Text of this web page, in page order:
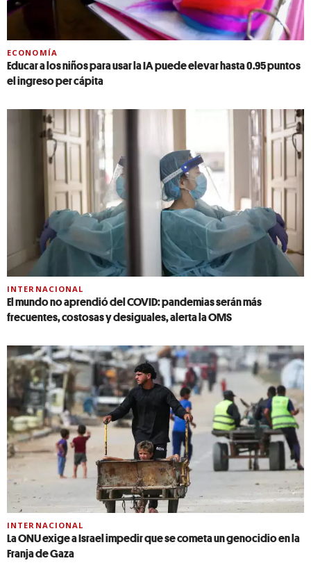
ECONOMÍA
Educar a los niños para usar la IA puede elevar hasta 0.95 puntos
el ingreso per cápita
INTERNACIONAL
El mundo no aprendió del COVID: pandemias serán más
frecuentes, costosas y desiguales, alerta la OMS
INTERNACIONAL
La ONU exige a Israel impedir que se cometa un genocidio en la
Franja de Gaza